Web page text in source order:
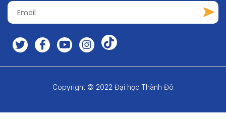
Copyright © 2022 Đại học Thành Đô